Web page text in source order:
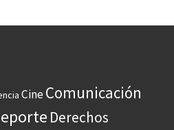
CineComunicación
Derechos